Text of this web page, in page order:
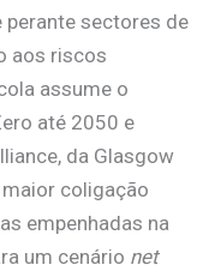
perante sectores de
aos riscos
assume o
até 2050 e
da Glasgow
coligação
empenhadas na
um cenário net